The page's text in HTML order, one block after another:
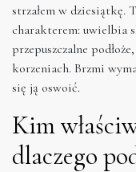
strzałem w dziesiątkę.
charakterem: uwielbia
przepuszczalne
korzeniach. Brzmi
się ją oswoić.
Kim
dlaczego